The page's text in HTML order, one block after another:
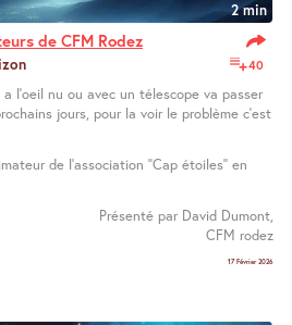
2 min
de CFM Rodez
40
l’oeil nu ou avec un télescope va passer
jours, pour la voir le problème c’est
de l’association ’’Cap étoiles’’ en
Présenté par David Dumont,
CFM rodez
17 Février 2026